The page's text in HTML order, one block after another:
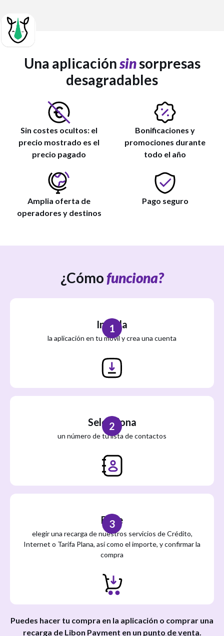
Una aplicaciónsinsorpresas
desagradables
Sin costes ocultos: el
precio mostrado es el
precio pagado
Bonificaciones y
promociones durante
todo el año
Amplia oferta de
operadores y destinos
Pago seguro
¿Cómofunciona?
Instala
la aplicación en tu móvil y crea una cuenta
1
Selecciona
un número de tu lista de contactos
2
Elige
elegir una recarga de nuestros servicios de Crédito,
Internet o Tarifa Plana, así como el importe, y confirmar la
compra
3
Puedes hacer tu compra en la aplicación o comprar una
recarga de Libon Payment en un punto de venta.